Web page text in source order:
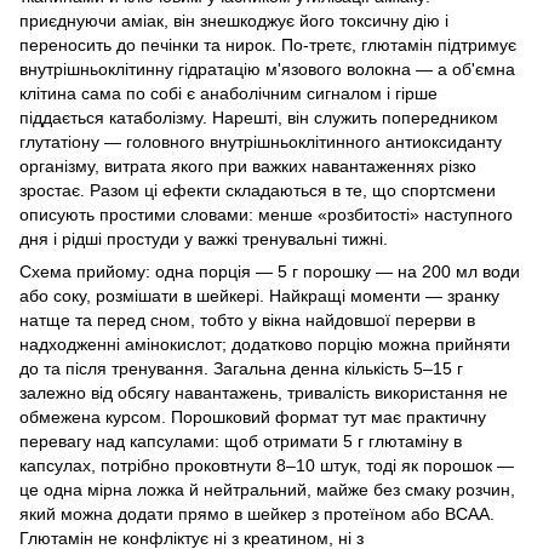
приєднуючи аміак, він знешкоджує його токсичну дію і
переносить до печінки та нирок. По-третє, глютамін підтримує
внутрішньоклітинну гідратацію м'язового волокна — а об'ємна
клітина сама по собі є анаболічним сигналом і гірше
піддається катаболізму. Нарешті, він служить попередником
глутатіону — головного внутрішньоклітинного антиоксиданту
організму, витрата якого при важких навантаженнях різко
зростає. Разом ці ефекти складаються в те, що спортсмени
описують простими словами: менше «розбитості» наступного
дня і рідші простуди у важкі тренувальні тижні.
Схема прийому: одна порція — 5 г порошку — на 200 мл води
або соку, розмішати в шейкері. Найкращі моменти — зранку
натще та перед сном, тобто у вікна найдовшої перерви в
надходженні амінокислот; додатково порцію можна прийняти
до та після тренування. Загальна денна кількість 5–15 г
залежно від обсягу навантажень, тривалість використання не
обмежена курсом. Порошковий формат тут має практичну
перевагу над капсулами: щоб отримати 5 г глютаміну в
капсулах, потрібно проковтнути 8–10 штук, тоді як порошок —
це одна мірна ложка й нейтральний, майже без смаку розчин,
який можна додати прямо в шейкер з протеїном або BCAA.
Глютамін не конфліктує ні з креатином, ні з